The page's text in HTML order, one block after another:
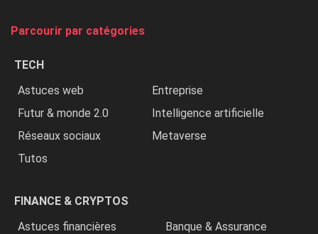
Parcourir par catégories
TECH
Astuces web
Entreprise
Futur & monde 2.0
Intelligence artificielle
Réseaux sociaux
Metaverse
Tutos
FINANCE & CRYPTOS
Astuces financières
Banque & Assurance